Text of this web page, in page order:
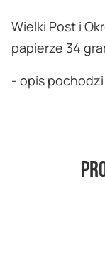
Wielki Post i
papierze 34
- opis